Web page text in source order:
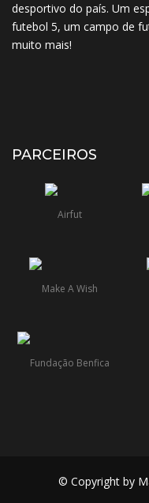
desportivo do país. Um
futebol 5, um campo de
muito mais!
PARCEIROS
© Copyright by